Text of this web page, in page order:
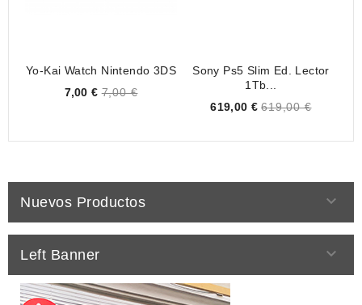
Yo-Kai Watch Nintendo 3DS
Price
7,00 € 7,00 €
Sony Ps5 Slim Ed. Lector
1Tb...
Price
619,00 € 619,00 €
Nuevos Productos 
Left Banner 